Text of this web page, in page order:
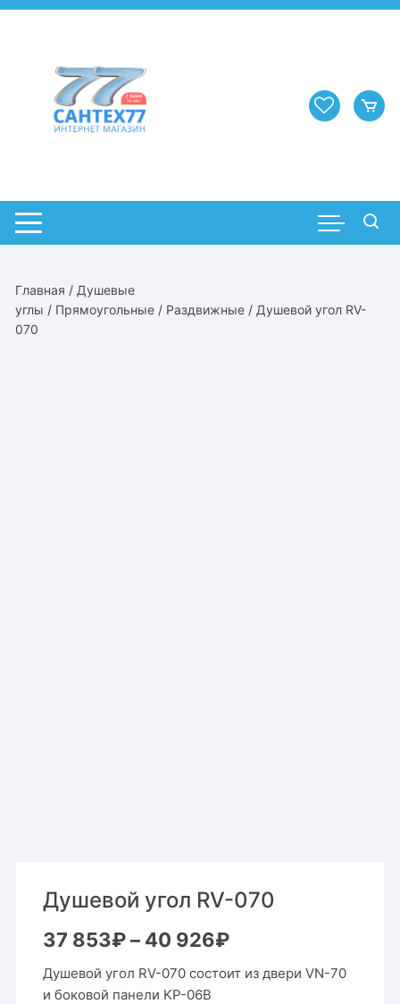
Перейти
Главная / Душевые
углы / Прямоугольные / Раздвижные / Душевой угол RV-
070
Душевой угол RV-070
37 853₽ – 40 926₽Диапазон
853₽
Душевой угол RV-070 состоит из двери VN-70
и боковой панели KP-06B